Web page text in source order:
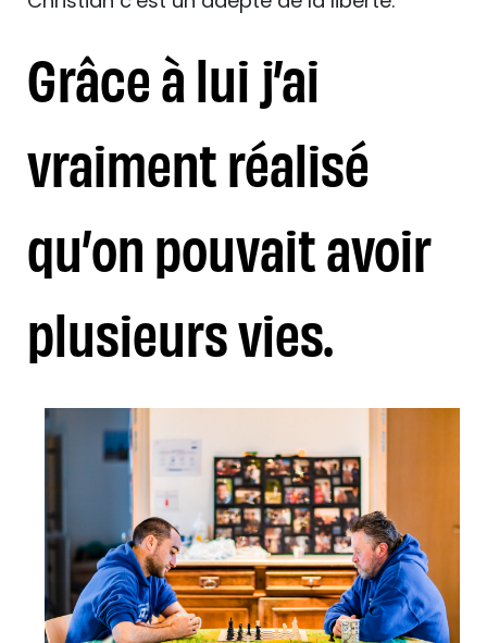
Grâce à lui j’ai
vraiment réalisé
qu’on pouvait avoir
plusieurs vies.